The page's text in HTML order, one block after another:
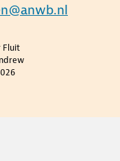
Fluit